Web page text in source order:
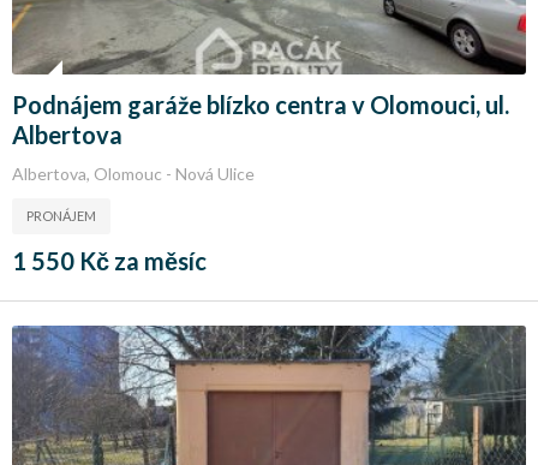
Podnájem garáže blízko centra v Olomouci, ul.
Albertova
Albertova, Olomouc - Nová Ulice
PRONÁJEM
1 550 Kč za měsíc